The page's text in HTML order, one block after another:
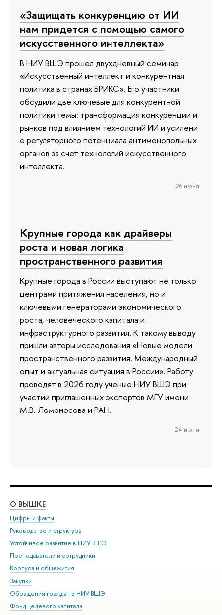
«Защищать конкуренцию от ИИ
нам придется с помощью самого
искусственного интеллекта»
В НИУ ВШЭ прошел двухдневный семинар
«Искусственный интеллект и конкурентная
политика в странах БРИКС». Его участники
обсудили две ключевые для конкурентной
политики темы: трансформация конкуренции и
рынков под влиянием технологий ИИ и усилени
е регуляторного потенциала антимонопольных
органов за счет технологий искусственного
интеллекта.
26 июня
Крупные города как драйверы
роста и новая логика
пространственного развития
Крупные города в России выступают не только
центрами притяжения населения, но и
ключевыми генераторами экономического
роста, человеческого капитала и
инфраструктурного развития. К такому выводу
пришли авторы исследования «Новые модели
пространственного развития. Международный
опыт и актуальная ситуация в России». Работу
проводят в 2026 году ученые НИУ ВШЭ при
участии приглашенных экспертов МГУ имени
М.В. Ломоносова и РАН.
24 июня
О ВЫШКЕ
Цифры и факты
Руководство и структура
Устойчивое развитие в НИУ ВШЭ
Преподаватели и сотрудники
Корпуса и общежития
Закупки
Обращения граждан в НИУ ВШЭ
Фонд целевого капитала